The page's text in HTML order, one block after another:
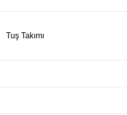
Tuş Takımı